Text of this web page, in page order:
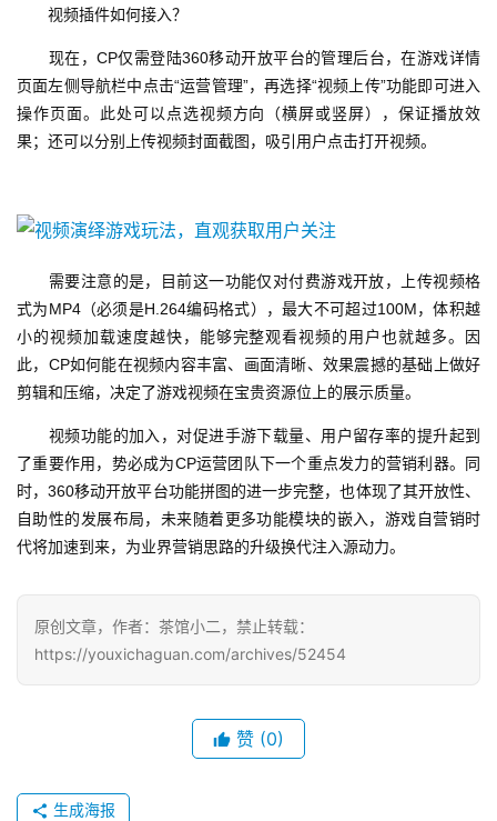
游
戏
游
2
0
2
5
三
届
金
茶
0
视频插件如何接入？
现在，CP仅需登陆360移动开放平台的管理后台，在游戏详情
页面左侧导航栏中点击“运营管理”，再选择“视频上传”功能即可进入
操作页面。此处可以点选视频方向（横屏或竖屏），保证播放效
果；还可以分别上传视频封面截图，吸引用户点击打开视频。
需要注意的是，目前这一功能仅对付费游戏开放，上传视频格
式为MP4（必须是H.264编码格式），最大不可超过100M，体积越
小的视频加载速度越快，能够完整观看视频的用户也就越多。因
此，CP如何能在视频内容丰富、画面清晰、效果震撼的基础上做好
剪辑和压缩，决定了游戏视频在宝贵资源位上的展示质量。
视频功能的加入，对促进手游下载量、用户留存率的提升起到
了重要作用，势必成为CP运营团队下一个重点发力的营销利器。同
时，360移动开放平台功能拼图的进一步完整，也体现了其开放性、
自助性的发展布局，未来随着更多功能模块的嵌入，游戏自营销时
代将加速到来，为业界营销思路的升级换代注入源动力。
原创文章，作者：茶馆小二，禁止转载：
https://youxichaguan.com/archives/52454
赞 (0)
生成海报